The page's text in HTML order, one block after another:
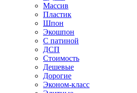
Массив
Пластик
Шпон
Экошпон
С патиной
ДСП
Стоимость
Дешевые
Дорогие
Эконом-класс